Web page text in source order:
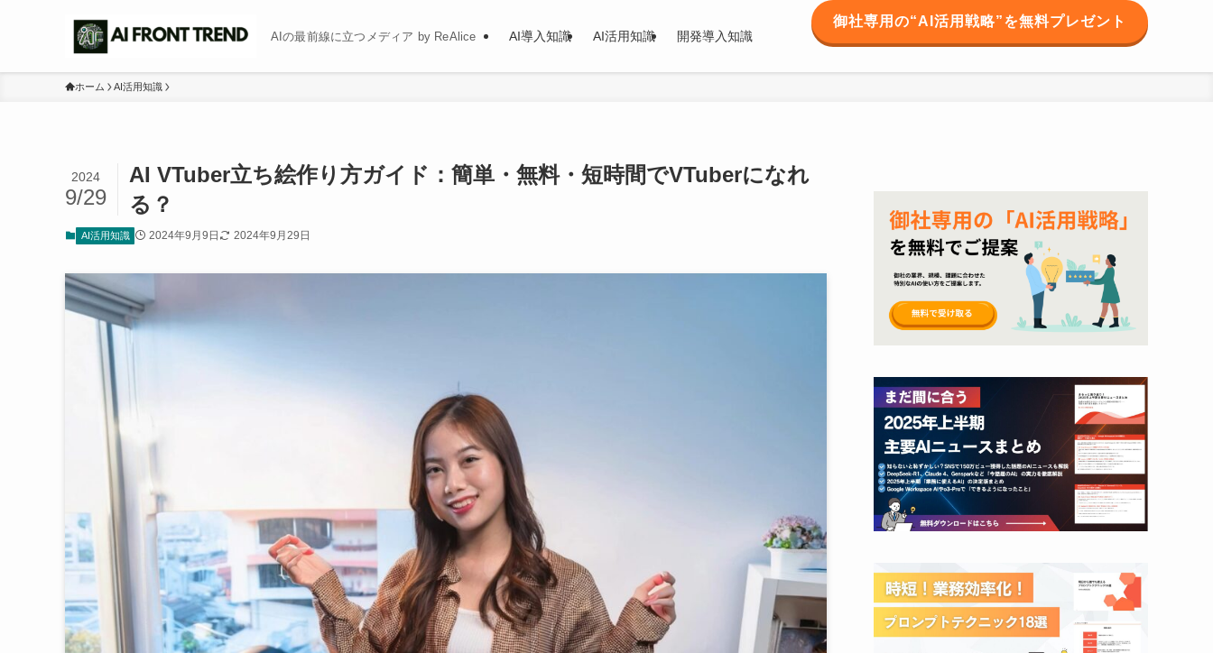
AIの最前線に立つメディア by ReAlice AI導入知識 AI活用知識 開発導入知識
御社専用の“AI活用戦略”を無料プレゼント
ホーム AI活用知識
AI VTuber立ち絵作り方ガイド：簡単・無料・短時間でVTuberになれ
る？
2024
9/29
AI活用知識 2024年9月9日 2024年9月29日